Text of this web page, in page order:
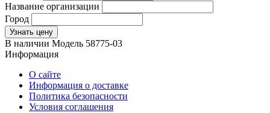
Название организации
Город
Узнать цену
В наличии Модель 58775-03
Информация
О сайте
Информация о доставке
Политика безопасности
Условия соглашения